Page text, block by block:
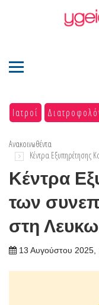
Ιατροί
Ανακοινωθέντα
Κέντρα Εξυπηρέτησης
Κέντρα
των
στη
13 Αυγούστου 2025,